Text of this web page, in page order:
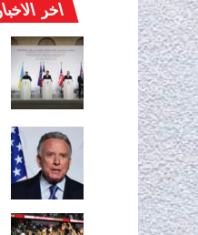
اخر الاخبار